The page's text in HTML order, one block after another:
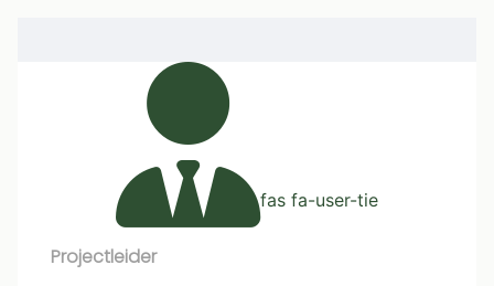
fas fa-user-tie
Projectleider